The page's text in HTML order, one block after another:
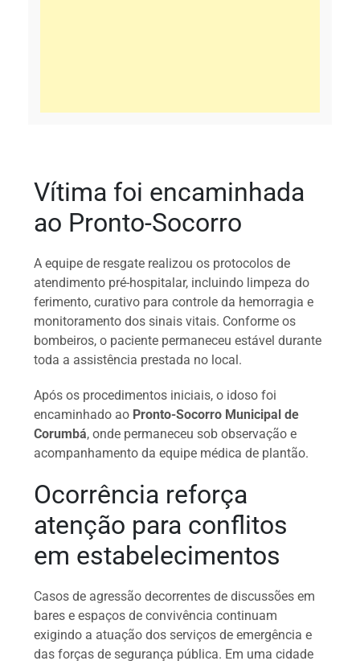
Vítima foi encaminhada
ao Pronto-Socorro
A equipe de resgate realizou os protocolos de
atendimento pré-hospitalar, incluindo limpeza do
ferimento, curativo para controle da hemorragia e
monitoramento dos sinais vitais. Conforme os
bombeiros, o paciente permaneceu estável durante
toda a assistência prestada no local.
Após os procedimentos iniciais, o idoso foi
encaminhado ao Pronto-Socorro Municipal de
Corumbá, onde permaneceu sob observação e
acompanhamento da equipe médica de plantão.
Ocorrência reforça
atenção para conflitos
em estabelecimentos
Casos de agressão decorrentes de discussões em
bares e espaços de convivência continuam
exigindo a atuação dos serviços de emergência e
das forças de segurança pública. Em uma cidade